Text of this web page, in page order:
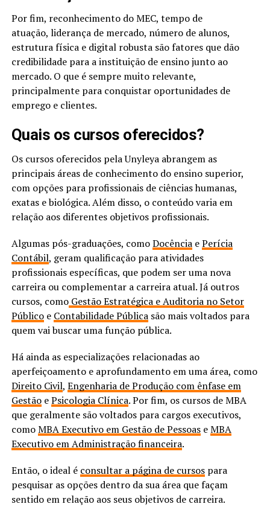
Por fim, reconhecimento do MEC, tempo de
atuação, liderança de mercado, número de alunos,
estrutura física e digital robusta são fatores que dão
credibilidade para a instituição de ensino junto ao
mercado. O que é sempre muito relevante,
principalmente para conquistar oportunidades de
emprego e clientes.
Quais os cursos oferecidos?
Os cursos oferecidos pela Unyleya abrangem as
principais áreas de conhecimento do ensino superior,
com opções para profissionais de ciências humanas,
exatas e biológica. Além disso, o conteúdo varia em
relação aos diferentes objetivos profissionais.
Algumas pós-graduações, comoDocênciaePerícia
Contábil, geram qualificação para atividades
profissionais específicas, que podem ser uma nova
carreira ou complementar a carreira atual. Já outros
cursos, comoGestão Estratégica e Auditoria no Setor
Públicoe Contabilidade Públicasão mais voltados para
quem vai buscar uma função pública.
Há ainda as especializações relacionadas ao
aperfeiçoamento e aprofundamento em uma área, como
Direito Civil, Engenharia de Produção com ênfase em
GestãoePsicologia Clínica. Por fim, os cursos de MBA
que geralmente são voltados para cargos executivos,
comoMBA Executivo em Gestão de PessoaseMBA
Executivo em Administração financeira.
Então, o ideal é consultar a página de cursospara
pesquisar as opções dentro da sua área que façam
sentido em relação aos seus objetivos de carreira.